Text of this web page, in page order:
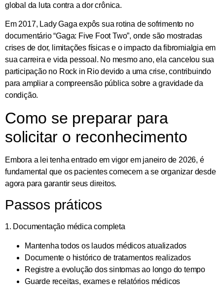
global da luta contra a dor crônica.
Em 2017, Lady Gaga expôs sua rotina de sofrimento no
documentário “Gaga: Five Foot Two”, onde são mostradas
crises de dor, limitações físicas e o impacto da fibromialgia em
sua carreira e vida pessoal. No mesmo ano, ela cancelou sua
participação no Rock in Rio devido a uma crise, contribuindo
para ampliar a compreensão pública sobre a gravidade da
condição.
Como se preparar para
solicitar o reconhecimento
Embora a lei tenha entrado em vigor em janeiro de 2026, é
fundamental que os pacientes comecem a se organizar desde
agora para garantir seus direitos.
Passos práticos
1. Documentação médica completa
Mantenha todos os laudos médicos atualizados
Documente o histórico de tratamentos realizados
Registre a evolução dos sintomas ao longo do tempo
Guarde receitas, exames e relatórios médicos